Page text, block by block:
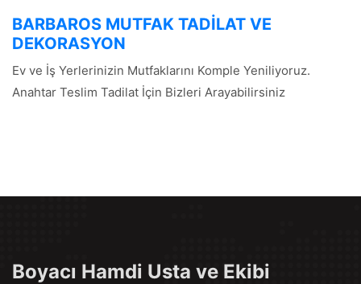
BARBAROS MUTFAK TADİLAT VE
DEKORASYON
Ev ve İş Yerlerinizin Mutfaklarını Komple Yeniliyoruz.
Anahtar Teslim Tadilat İçin Bizleri Arayabilirsiniz
Boyacı Hamdi Usta ve Ekibi